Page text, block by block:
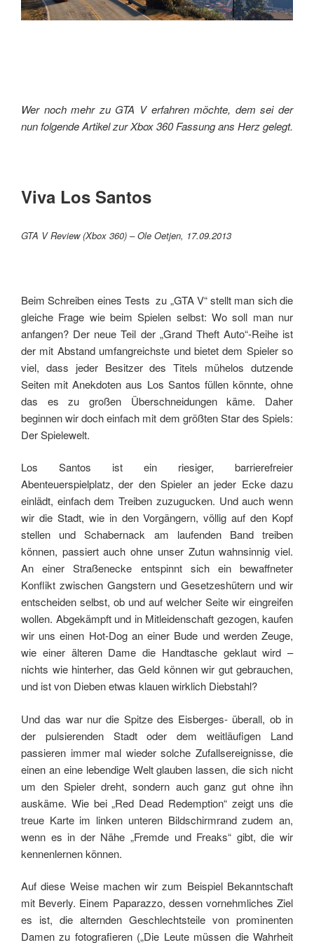
Wer noch mehr zu GTA V erfahren möchte, dem sei der
nun folgende Artikel zur Xbox 360 Fassung ans Herz gelegt.
Viva Los Santos
GTA V Review (Xbox 360) – Ole Oetjen, 17.09.2013
Beim Schreiben eines Tests zu „GTA V“ stellt man sich die
gleiche Frage wie beim Spielen selbst: Wo soll man nur
anfangen? Der neue Teil der „Grand Theft Auto“-Reihe ist
der mit Abstand umfangreichste und bietet dem Spieler so
viel, dass jeder Besitzer des Titels mühelos dutzende
Seiten mit Anekdoten aus Los Santos füllen könnte, ohne
das es zu großen Überschneidungen käme. Daher
beginnen wir doch einfach mit dem größten Star des Spiels:
Der Spielewelt.
Los Santos ist ein riesiger, barrierefreier
Abenteuerspielplatz, der den Spieler an jeder Ecke dazu
einlädt, einfach dem Treiben zuzugucken. Und auch wenn
wir die Stadt, wie in den Vorgängern, völlig auf den Kopf
stellen und Schabernack am laufenden Band treiben
können, passiert auch ohne unser Zutun wahnsinnig viel.
An einer Straßenecke entspinnt sich ein bewaffneter
Konflikt zwischen Gangstern und Gesetzeshütern und wir
entscheiden selbst, ob und auf welcher Seite wir eingreifen
wollen. Abgekämpft und in Mitleidenschaft gezogen, kaufen
wir uns einen Hot-Dog an einer Bude und werden Zeuge,
wie einer älteren Dame die Handtasche geklaut wird –
nichts wie hinterher, das Geld können wir gut gebrauchen,
und ist von Dieben etwas klauen wirklich Diebstahl?
Und das war nur die Spitze des Eisberges- überall, ob in
der pulsierenden Stadt oder dem weitläufigen Land
passieren immer mal wieder solche Zufallsereignisse, die
einen an eine lebendige Welt glauben lassen, die sich nicht
um den Spieler dreht, sondern auch ganz gut ohne ihn
auskäme. Wie bei „Red Dead Redemption“ zeigt uns die
treue Karte im linken unteren Bildschirmrand zudem an,
wenn es in der Nähe „Fremde und Freaks“ gibt, die wir
kennenlernen können.
Auf diese Weise machen wir zum Beispiel Bekanntschaft
mit Beverly. Einem Paparazzo, dessen vornehmliches Ziel
es ist, die alternden Geschlechtsteile von prominenten
Damen zu fotografieren („Die Leute müssen die Wahrheit